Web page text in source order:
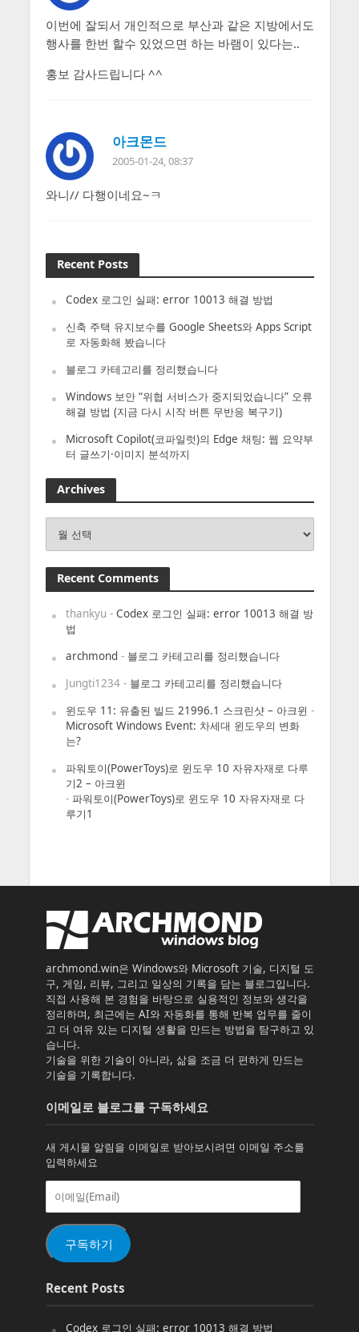
이번에 잘되서 개인적으로 부산과 같은 지방에서도
행사를 한번 할수 있었으면 하는 바램이 있다는..
홍보 감사드립니다 ^^
아크몬드
2005-01-24, 08:37
와니// 다행이네요~ㅋ
Recent Posts
Codex 로그인 실패: error 10013 해결 방법
신축 주택 유지보수를 Google Sheets와 Apps Script
로 자동화해 봤습니다
블로그 카테고리를 정리했습니다
Windows 보안 “위협 서비스가 중지되었습니다” 오류
해결 방법 (지금 다시 시작 버튼 무반응 복구기)
Microsoft Copilot(코파일럿)의 Edge 채팅: 웹 요약부
터 글쓰기·이미지 분석까지
Archives
Recent Comments
thankyu - Codex 로그인 실패: error 10013 해결 방
법
archmond - 블로그 카테고리를 정리했습니다
Jungti1234- 블로그 카테고리를 정리했습니다
윈도우 11: 유출된 빌드 21996.1 스크린샷 – 아크윈 -
Microsoft Windows Event: 차세대 윈도우의 변화
는?
파워토이(PowerToys)로 윈도우 10 자유자재로 다루
기2 – 아크윈
- 파워토이(PowerToys)로 윈도우 10 자유자재로 다
루기1
archmond.win은 Windows와 Microsoft 기술, 디지털 도
구, 게임, 리뷰, 그리고 일상의 기록을 담는 블로그입니다.
직접 사용해 본 경험을 바탕으로 실용적인 정보와 생각을
정리하며, 최근에는 AI와 자동화를 통해 반복 업무를 줄이
고 더 여유 있는 디지털 생활을 만드는 방법을 탐구하고 있
습니다.
기술을 위한 기술이 아니라, 삶을 조금 더 편하게 만드는
기술을 기록합니다.
이메일로 블로그를 구독하세요
새 게시물 알림을 이메일로 받아보시려면 이메일 주소를
입력하세요
이
일
(Email)
구독하기
Recent Posts
Codex 로그인 실패: error 10013 해결 방법